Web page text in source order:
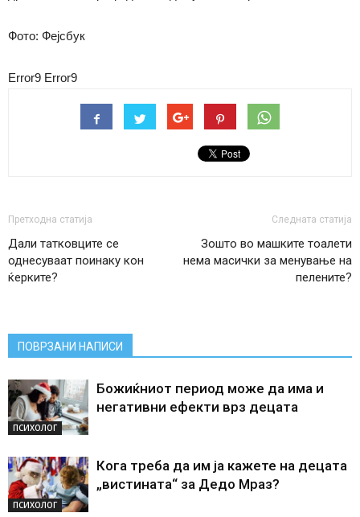
Фото: Фејсбук
Error9 Error9
Претходна статија
Дали татковците се
однесуваат поинаку кон
ќерките?
Следната статија
Зошто во машките тоалети
нема масички за менување на
пелените?
ПОВРЗАНИ НАПИСИ
ПСИХОЛОГ
Божиќниот период може да има и
негативни ефекти врз децата
ПСИХОЛОГ
Кога треба да им ја кажете на децата
„вистината“ за Дедо Мраз?